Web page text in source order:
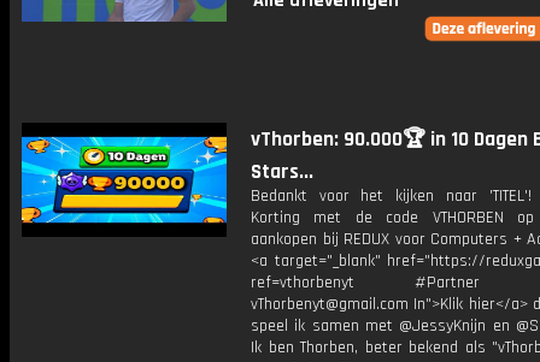
vThorben: 90.000🏆 in 10 Dagen
Stars...
Bedankt voor het kijken naar
Korting met de code VTHORBEN
aankopen bij REDUX voor Computers +
<a target="_blank" href="https://
ref=vthorbenyt #Partner
vThorbenyt@gmail.com In">Klik hier</a>
speel ik samen met @JessyKnijn en
Ik ben Thorben, beter bekend als